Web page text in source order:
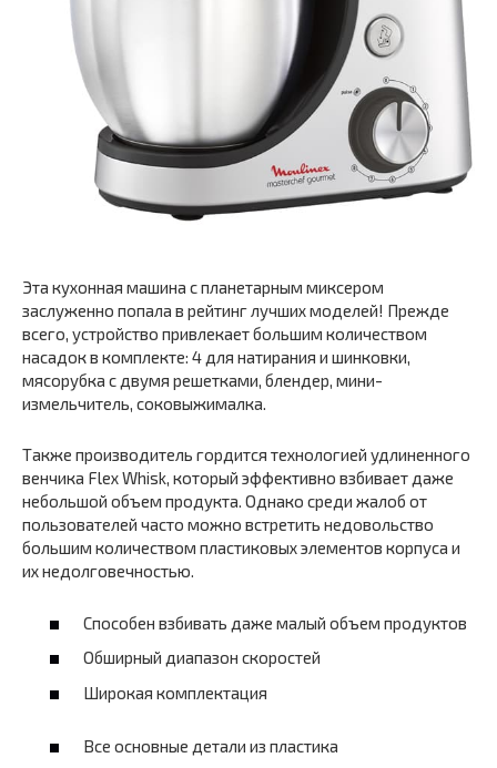
Эта кухонная машина с планетарным миксером
заслуженно попала в рейтинг лучших моделей! Прежде
всего, устройство привлекает большим количеством
насадок в комплекте: 4 для натирания и шинковки,
мясорубка с двумя решетками, блендер, мини-
измельчитель, соковыжималка.
Также производитель гордится технологией удлиненного
венчика Flex Whisk, который эффективно взбивает даже
небольшой объем продукта. Однако среди жалоб от
пользователей часто можно встретить недовольство
большим количеством пластиковых элементов корпуса и
их недолговечностью.
Способен взбивать даже малый объем продуктов
Обширный диапазон скоростей
Широкая комплектация
Все основные детали из пластика